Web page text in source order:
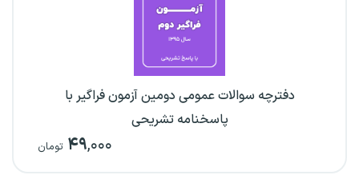
دفترچه سوالات عمومی دومین آزمون فراگیر با
پاسخنامه تشریحی
۴۹,۰۰۰ تومان